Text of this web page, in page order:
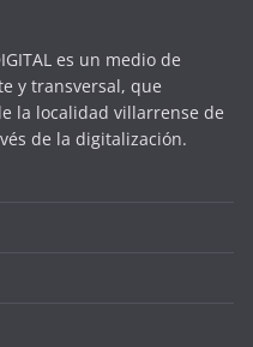
es un medio de
y transversal, que
la localidad villarrense de
de la digitalización.